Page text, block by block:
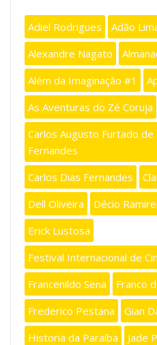
Adiel Rodrigues
Adão
Alexandre Nagato
Além da Imaginação #1
As Aventuras do Zé Coruja
Carlos Augusto Furtado de
Fernandes
Carlos Dias Fernandes
Dell Oliveira
Décio
Erick Lustosa
Festival Internacional de
Francenildo Sena
Franco
Frederico Pestana
Gian
Historia da Paraíba
Jade